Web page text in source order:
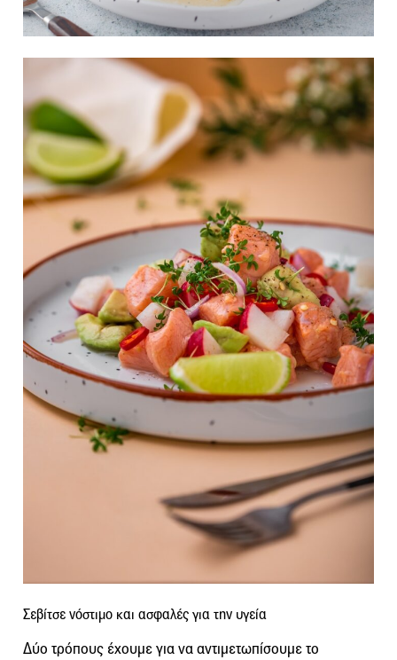
Σεβίτσε νόστιμο και ασφαλές για την υγεία
Δύο τρόπους έχουμε για να αντιμετωπίσουμε το